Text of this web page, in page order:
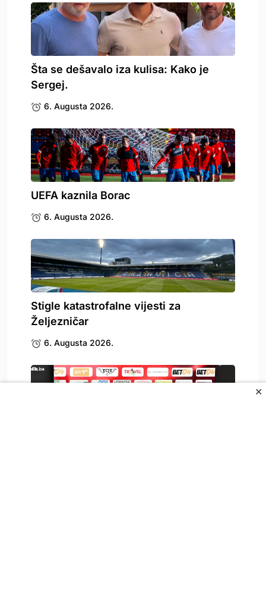
✕
Šta se dešavalo iza kulisa: Kako je
Sergej.
6. Augusta 2026.
UEFA kaznila Borac
6. Augusta 2026.
Stigle katastrofalne vijesti za
Željezničar
6. Augusta 2026.